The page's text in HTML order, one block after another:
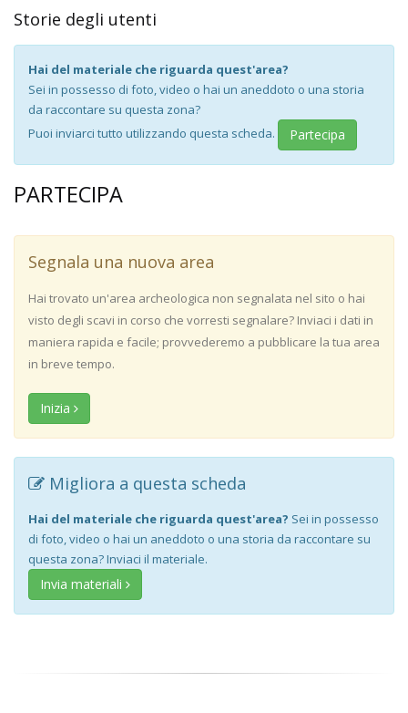
Storie degli utenti
Hai del materiale che riguarda quest'area?
Sei in possesso di foto, video o hai un aneddoto o una storia
da raccontare su questa zona?
Puoi inviarci tutto utilizzando questa scheda.
Partecipa
PARTECIPA
Segnala una nuova area
Hai trovato un'area archeologica non segnalata nel sito o hai
visto degli scavi in corso che vorresti segnalare? Inviaci i dati in
maniera rapida e facile; provvederemo a pubblicare la tua area
in breve tempo.
Inizia
Migliora a questa scheda
Hai del materiale che riguarda quest'area? Sei in possesso
di foto, video o hai un aneddoto o una storia da raccontare su
questa zona? Inviaci il materiale.
Invia materiali